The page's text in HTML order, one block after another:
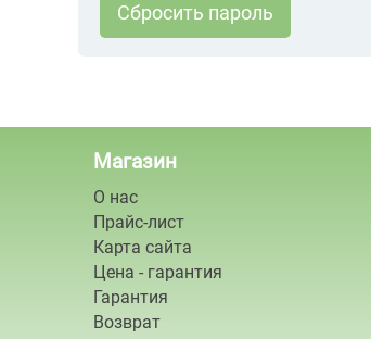
Сбросить пароль
Магазин
О нас
Прайс-лист
Карта сайта
Цена - гарантия
Гарантия
Возврат